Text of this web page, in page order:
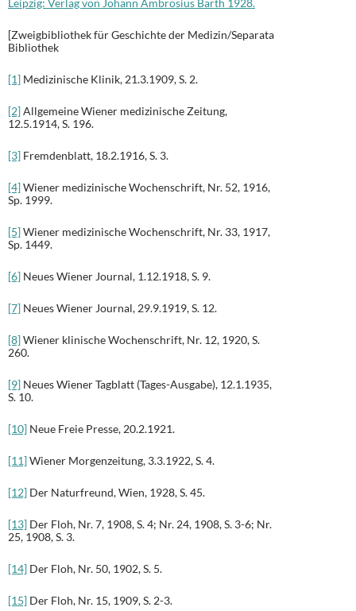
[Zweigbibliothek für Geschichte der Medizin/Separata
Bibliothek
[1] Medizinische Klinik, 21.3.1909, S. 2.
[2]Allgemeine Wiener medizinische Zeitung,
12.5.1914, S. 196.
[3] Fremdenblatt, 18.2.1916, S. 3.
[4]Wiener medizinische Wochenschrift, Nr. 52, 1916,
Sp. 1999.
[5]Wiener medizinische Wochenschrift, Nr. 33, 1917,
Sp. 1449.
[6] Neues Wiener Journal, 1.12.1918, S. 9.
[7] Neues Wiener Journal, 29.9.1919, S. 12.
[8]Wiener klinische Wochenschrift, Nr. 12, 1920, S.
260.
[9] Neues Wiener Tagblatt (Tages-Ausgabe), 12.1.1935,
S. 10.
[10] Neue Freie Presse, 20.2.1921.
[11]Wiener Morgenzeitung, 3.3.1922, S. 4.
[12] Der Naturfreund, Wien, 1928, S. 45.
[13] Der Floh, Nr. 7, 1908, S. 4; Nr. 24, 1908, S. 3-6; Nr.
25, 1908, S. 3.
[14] Der Floh, Nr. 50, 1902, S. 5.
[15] Der Floh, Nr. 15, 1909, S. 2-3.